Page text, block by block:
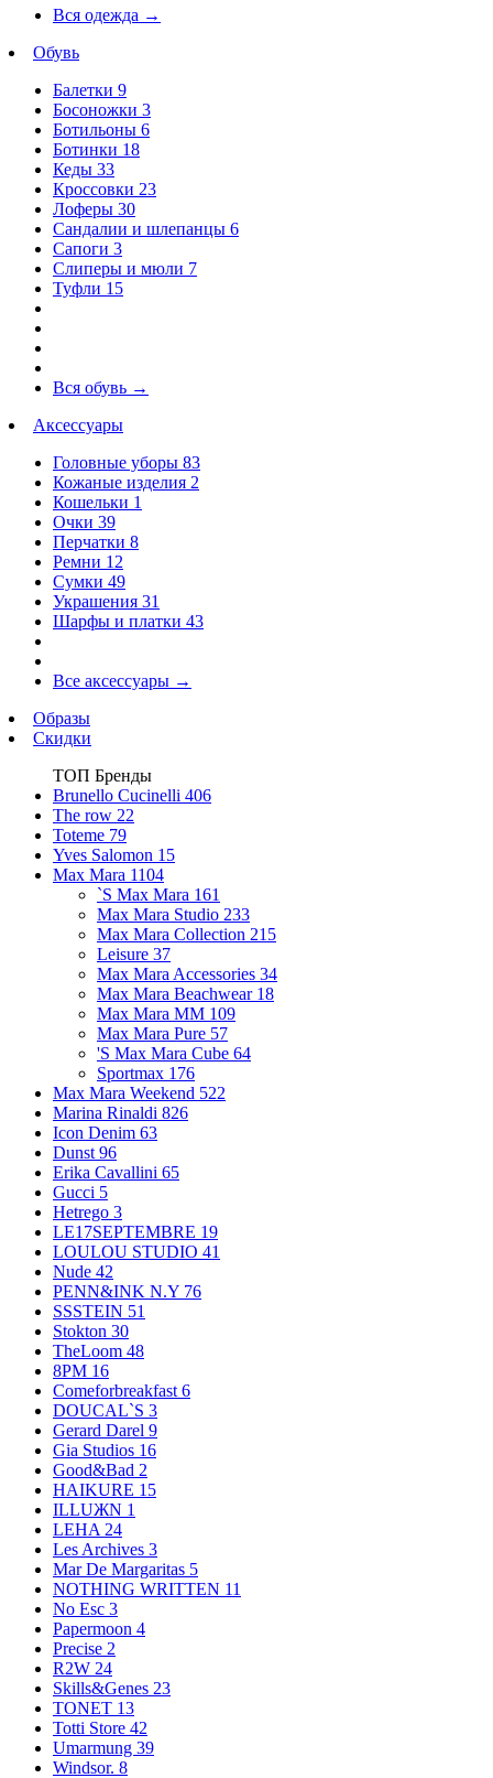
Вся одежда →
Обувь
Балетки 9
Босоножки 3
Ботильоны 6
Ботинки 18
Кеды 33
Кроссовки 23
Лоферы 30
Сандалии и шлепанцы 6
Сапоги 3
Слиперы и мюли 7
Туфли 15
Вся обувь →
Аксессуары
Головные уборы 83
Кожаные изделия 2
Кошельки 1
Очки 39
Перчатки 8
Ремни 12
Сумки 49
Украшения 31
Шарфы и платки 43
Все аксессуары →
Образы
Скидки
ТОП Бренды
Brunello Cucinelli 406
The row 22
Toteme 79
Yves Salomon 15
Max Mara 1104
`S Max Mara 161
Max Mara Studio 233
Max Mara Collection 215
Leisure 37
Max Mara Accessories 34
Max Mara Beachwear 18
Max Mara MM 109
Max Mara Pure 57
'S Max Mara Cube 64
Sportmax 176
Max Mara Weekend 522
Marina Rinaldi 826
Icon Denim 63
Dunst 96
Erika Cavallini 65
Gucci 5
Hetrego 3
LE17SEPTEMBRE 19
LOULOU STUDIO 41
Nude 42
PENN&INK N.Y 76
SSSTEIN 51
Stokton 30
TheLoom 48
8PM 16
Comeforbreakfast 6
DOUCAL`S 3
Gerard Darel 9
Gia Studios 16
Good&Bad 2
HAIKURE 15
ILLUЖN 1
LEHA 24
Les Archives 3
Mar De Margaritas 5
NOTHING WRITTEN 11
No Esc 3
Papermoon 4
Precise 2
R2W 24
Skills&Genes 23
TONET 13
Totti Store 42
Umarmung 39
Windsor. 8